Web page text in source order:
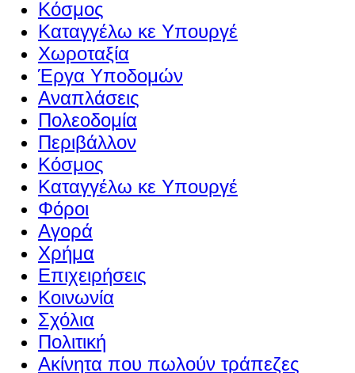
Κόσμος
Καταγγέλω κε Υπουργέ
Χωροταξία
Έργα Υποδομών
Αναπλάσεις
Πολεοδομία
Περιβάλλον
Κόσμος
Καταγγέλω κε Υπουργέ
Φόροι
Αγορά
Χρήμα
Επιχειρήσεις
Κοινωνία
Σχόλια
Πολιτική
Ακίνητα που πωλούν τράπεζες